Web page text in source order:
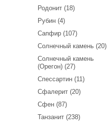
Родонит (18)
Рубин (4)
Сапфир (107)
Солнечный камень (20)
Солнечный камень
(Орегон) (27)
Спессартин (11)
Сфалерит (20)
Сфен (87)
Танзанит (238)